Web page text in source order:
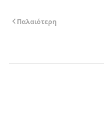
Παλαιότερη